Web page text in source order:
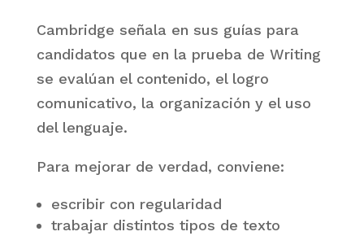
Cambridge señala en sus guías para
candidatos que en la prueba de Writing
se evalúan el contenido, el logro
comunicativo, la organización y el uso
del lenguaje.
Para mejorar de verdad, conviene:
escribir con regularidad
trabajar distintos tipos de texto